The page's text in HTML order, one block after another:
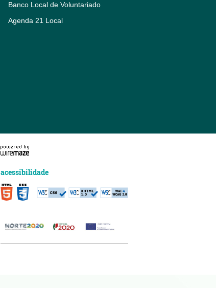
Banco Local de Voluntariado
Agenda 21 Local
acessibilidade